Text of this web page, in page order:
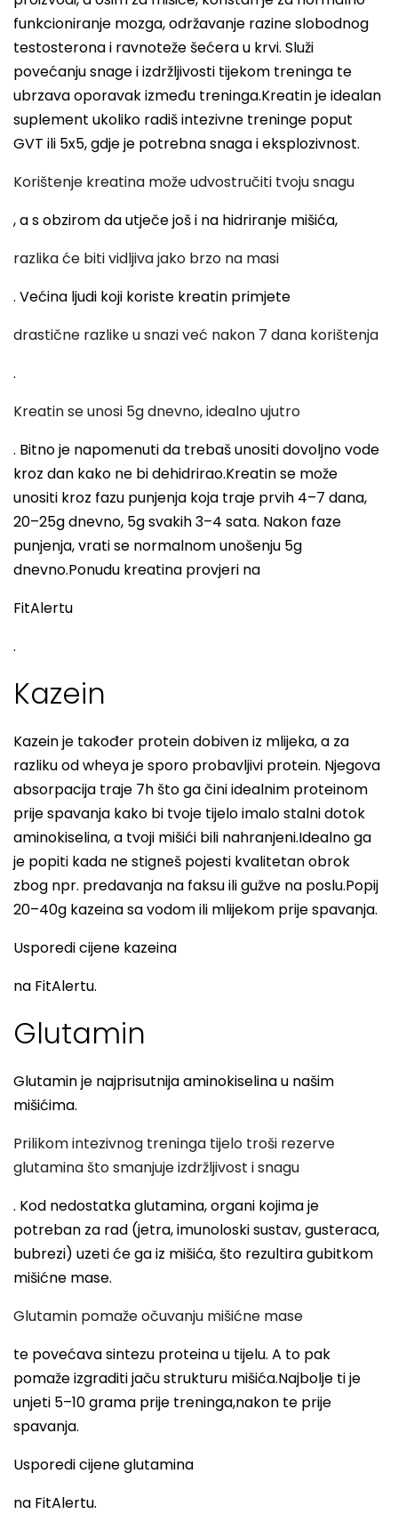
funkcioniranje mozga, održavanje razine slobodnog
testosterona i ravnoteže šećera u krvi. Služi
povećanju snage i izdržljivosti tijekom treninga te
ubrzava oporavak između treninga.Kreatin je idealan
suplement ukoliko radiš intezivne treninge poput
GVT ili 5x5, gdje je potrebna snaga i eksplozivnost.
Korištenje kreatina može udvostručiti tvoju snagu
, a s obzirom da utječe još i na hidriranje mišića,
razlika će biti vidljiva jako brzo na masi
. Većina ljudi koji koriste kreatin primjete
drastične razlike u snazi već nakon 7 dana korištenja
.
Kreatin se unosi 5g dnevno, idealno ujutro
. Bitno je napomenuti da trebaš unositi dovoljno vode
kroz dan kako ne bi dehidrirao.Kreatin se može
unositi kroz fazu punjenja koja traje prvih 4–7 dana,
20–25g dnevno, 5g svakih 3–4 sata. Nakon faze
punjenja, vrati se normalnom unošenju 5g
dnevno.Ponudu kreatina provjeri na
FitAlertu
.
Kazein
Kazein je također protein dobiven iz mlijeka, a za
razliku od wheya je sporo probavljivi protein. Njegova
absorpacija traje 7h što ga čini idealnim proteinom
prije spavanja kako bi tvoje tijelo imalo stalni dotok
aminokiselina, a tvoji mišići bili nahranjeni.Idealno ga
je popiti kada ne stigneš pojesti kvalitetan obrok
zbog npr. predavanja na faksu ili gužve na poslu.Popij
20–40g kazeina sa vodom ili mlijekom prije spavanja.
Usporedi cijene kazeina
na FitAlertu.
Glutamin
Glutamin je najprisutnija aminokiselina u našim
mišićima.
Prilikom intezivnog treninga tijelo troši rezerve
glutamina što smanjuje izdržljivost i snagu
. Kod nedostatka glutamina, organi kojima je
potreban za rad (jetra, imunoloski sustav, gusteraca,
bubrezi) uzeti će ga iz mišića, što rezultira gubitkom
mišićne mase.
Glutamin pomaže očuvanju mišićne mase
te povećava sintezu proteina u tijelu. A to pak
pomaže izgraditi jaču strukturu mišića.Najbolje ti je
unjeti 5–10 grama prije treninga,nakon te prije
spavanja.
Usporedi cijene glutamina
na FitAlertu.